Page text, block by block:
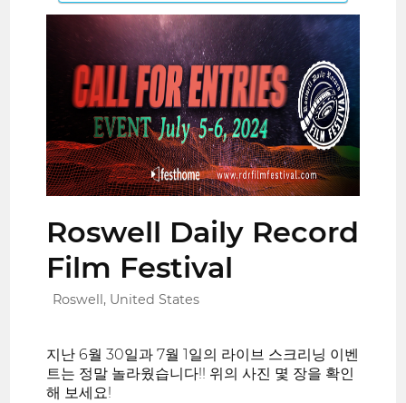
Roswell Daily Record
Film Festival
Roswell, United States
지난 6월 30일과 7월 1일의 라이브 스크리닝 이벤
트는 정말 놀라웠습니다!! 위의 사진 몇 장을 확인
해 보세요!